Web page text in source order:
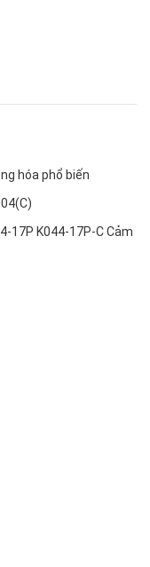
hóa phổ biến
17P K044-17P-C Cảm